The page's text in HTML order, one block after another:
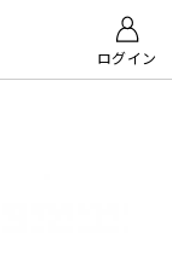
ログイン